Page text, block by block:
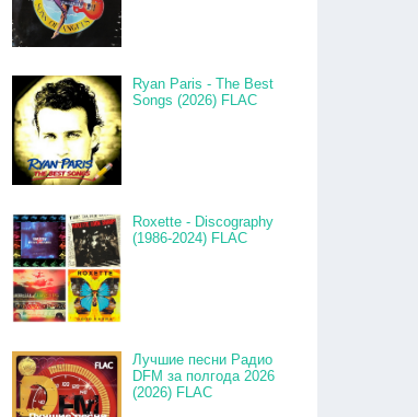
Ryan Paris - The Best
Songs (2026) FLAC
Roxette - Discography
(1986-2024) FLAC
Лучшие песни Радио
DFM за полгода 2026
(2026) FLAC